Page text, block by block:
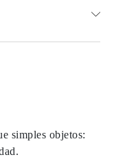
disponibles
de entrega se
sobre la entrega
simples objetos: